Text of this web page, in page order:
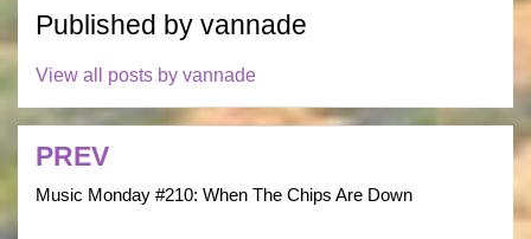
Published by vannade
View all posts by vannade
Post
navigation
PREV
Music Monday #210: When The Chips Are Down